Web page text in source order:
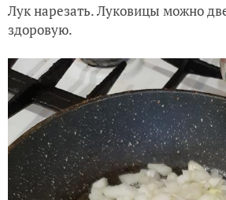
Лук нарезать. Луковицы можно
здоровую.